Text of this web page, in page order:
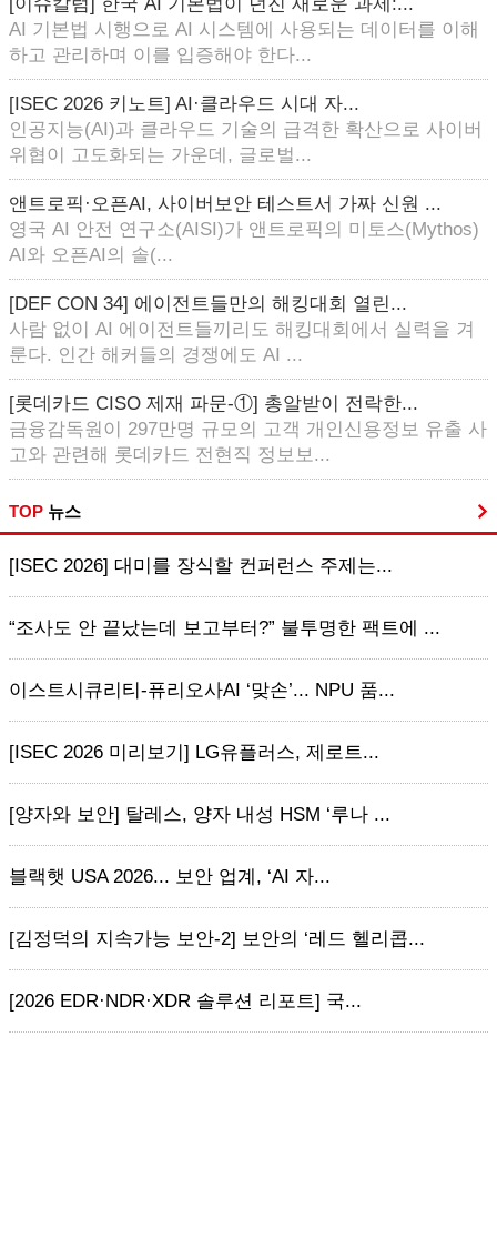
AI 기본법 시행으로 AI 시스템에 사용되는 데이터를 이해
하고 관리하며 이를 입증해야 한다...
[ISEC 2026 키노트] AI·클라우드 시대 자...
인공지능(AI)과 클라우드 기술의 급격한 확산으로 사이버
위협이 고도화되는 가운데, 글로벌...
앤트로픽·오픈AI, 사이버보안 테스트서 가짜 신원 ...
영국 AI 안전 연구소(AISI)가 앤트로픽의 미토스(Mythos)
AI와 오픈AI의 솔(...
[DEF CON 34] 에이전트들만의 해킹대회 열린...
사람 없이 AI 에이전트들끼리도 해킹대회에서 실력을 겨
룬다. 인간 해커들의 경쟁에도 AI ...
[롯데카드 CISO 제재 파문-①] 총알받이 전락한...
금융감독원이 297만명 규모의 고객 개인신용정보 유출 사
고와 관련해 롯데카드 전현직 정보보...
TOP 뉴스
[ISEC 2026] 대미를 장식할 컨퍼런스 주제는...
“조사도 안 끝났는데 보고부터?” 불투명한 팩트에 ...
이스트시큐리티-퓨리오사AI ‘맞손’... NPU 품...
[ISEC 2026 미리보기] LG유플러스, 제로트...
[양자와 보안] 탈레스, 양자 내성 HSM ‘루나 ...
블랙햇 USA 2026... 보안 업계, ‘AI 자...
[김정덕의 지속가능 보안-2] 보안의 ‘레드 헬리콥...
[2026 EDR·NDR·XDR 솔루션 리포트] 국...